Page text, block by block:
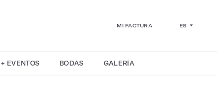
MI FACTURA ES
EVENTOS BODAS GALERÍA